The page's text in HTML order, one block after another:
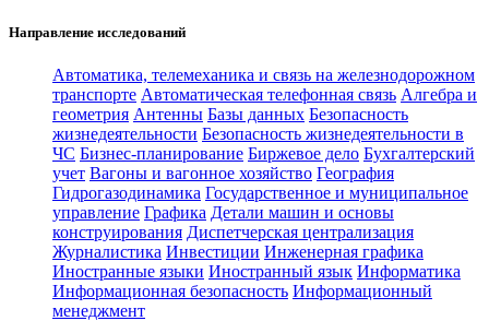
Направление исследований
Автоматика, телемеханика и связь на железнодорожном
транспорте Автоматическая телефонная связь Алгебра и
геометрия Антенны Базы данных Безопасность
жизнедеятельности Безопасность жизнедеятельности в
ЧС Бизнес-планирование Биржевое дело Бухгалтерский
учет Вагоны и вагонное хозяйство География
Гидрогазодинамика Государственное и муниципальное
управление Графика Детали машин и основы
конструирования Диспетчерская централизация
Журналистика Инвестиции Инженерная графика
Иностранные языки Иностранный язык Информатика
Информационная безопасность Информационный
менеджмент